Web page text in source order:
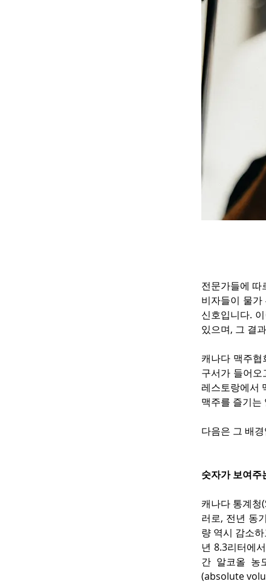
전문가들에 따
비자들이 물
신호입니다.
있으며, 그 결
캐나다 맥주
구서가 들어
레스토랑에서
맥주를 즐기는
다음은 그 배
숫자가 보여주
캐나다 통계
러로, 전년 동
량 역시 감소
년 8.3리터에
간 알코올 농
(absolute